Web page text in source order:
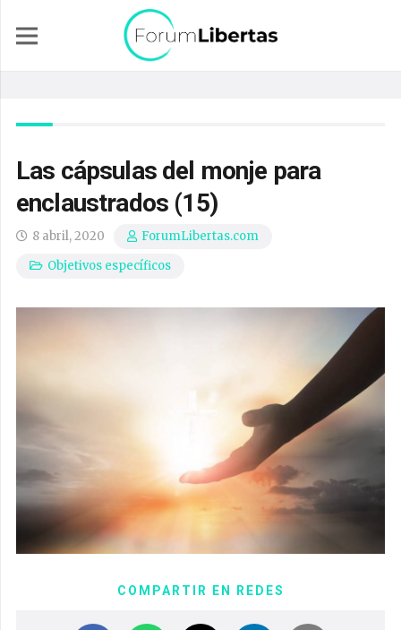
Las cápsulas del monje para
enclaustrados (15)
8 abril, 2020
ForumLibertas.com
Objetivos específicos
COMPARTIR EN REDES